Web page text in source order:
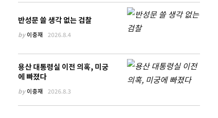
반성문 쓸 생각 없는 검찰
by이충재 2026.8.4
용산 대통령실 이전 의혹, 미궁
에 빠졌다
by이충재 2026.8.3